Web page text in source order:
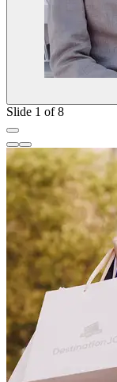
Slide 1 of 8